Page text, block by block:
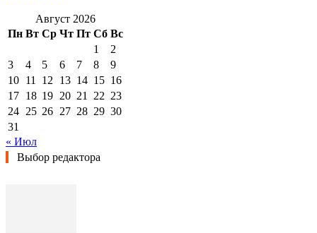
Август 2026
Пн Вт Ср Чт Пт Сб Вс
1
2
3
4 5 6 7 8
9
10 11 12 13 14 15 16
17 18 19 20 21 22 23
24 25 26 27 28 29 30
31
« Июл
Выбор редактора